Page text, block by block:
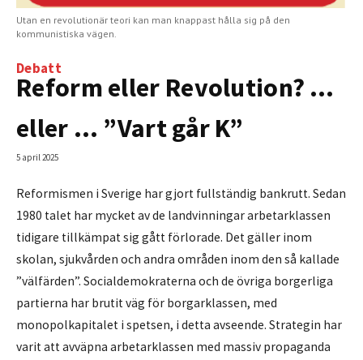
Utan en revolutionär teori kan man knappast hålla sig på den
kommunistiska vägen.
Debatt
Reform eller Revolution? …
eller … ”Vart går K”
5 april 2025
Reformismen i Sverige har gjort fullständig bankrutt. Sedan
1980 talet har mycket av de landvinningar arbetarklassen
tidigare tillkämpat sig gått förlorade. Det gäller inom
skolan, sjukvården och andra områden inom den så kallade
”välfärden”. Socialdemokraterna och de övriga borgerliga
partierna har brutit väg för borgarklassen, med
monopolkapitalet i spetsen, i detta avseende. Strategin har
varit att avväpna arbetarklassen med massiv propaganda